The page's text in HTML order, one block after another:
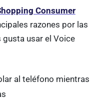
Consumer
razones por las
usar el Voice
al teléfono mientras